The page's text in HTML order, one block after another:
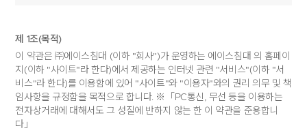
제 1조(목적)
이 약관은 ㈜에이스침대 (이하 "회사")가 운영하는 에이스침대 의 홈페이
지(이하 "사이트"라 한다)에서 제공하는 인터넷 관련 "서비스"(이하 "서
비스"라 한다)를 이용함에 있어 "사이트"와 "이용자"와의 권리 의무 및 책
임사항을 규정함을 목적으로 합니다. ※「PC통신, 무선 등을 이용하는
전자상거래에 대해서도 그 성질에 반하지 않는 한 이 약관을 준용합니
다」